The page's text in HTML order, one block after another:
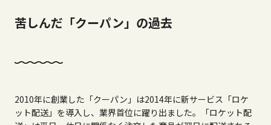
苦しんだ「クーパン」の過去
2010年に創業した「クーパン」は2014年に新サービス「ロケ
ット配送」を導入し、業界首位に躍り出ました。「ロケット配